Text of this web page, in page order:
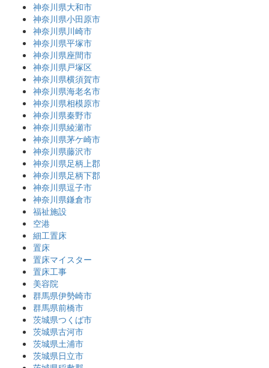
神奈川県大和市
神奈川県小田原市
神奈川県川崎市
神奈川県平塚市
神奈川県座間市
神奈川県戸塚区
神奈川県横須賀市
神奈川県海老名市
神奈川県相模原市
神奈川県秦野市
神奈川県綾瀬市
神奈川県茅ケ崎市
神奈川県藤沢市
神奈川県足柄上郡
神奈川県足柄下郡
神奈川県逗子市
神奈川県鎌倉市
福祉施設
空港
細工置床
置床
置床マイスター
置床工事
美容院
群馬県伊勢崎市
群馬県前橋市
茨城県つくば市
茨城県古河市
茨城県土浦市
茨城県日立市